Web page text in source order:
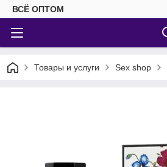
ВСЁ ОПТОМ
Товары и услуги Sex shop